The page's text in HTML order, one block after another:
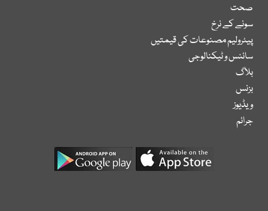
صحت
سونے کے نرخ
پیٹرولیم مصنوعات کی قیمتیں
سائنس و ٹیکنالوجی
بلاگ
بزنس
ویڈیوز
جرائم